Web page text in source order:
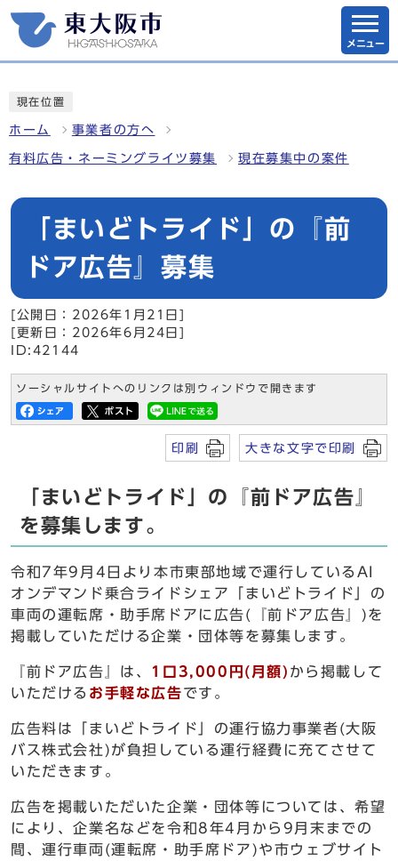
メニュー
現在位置
ホーム 事業者の方へ
有料広告・ネーミングライツ募集 現在募集中の案件
「まいどトライド」の『前
ドア広告』募集
[公開日：2026年1月21日]
[更新日：2026年6月24日]
ID:42144
ソーシャルサイトへのリンクは別ウィンドウで開きます
印刷 大きな文字で印刷
「まいどトライド」の『前ドア広告』
を募集します。
令和7年9月4日より本市東部地域で運行しているAI
オンデマンド乗合ライドシェア「まいどトライド」の
車両の運転席・助手席ドアに広告(『前ドア広告』)を
掲載していただける企業・団体等を募集します。
『前ドア広告』は、 1口3,000円(月額) から掲載して
いただける お手軽な広告です。
広告料は「まいどトライド」の運行協力事業者(大阪
バス株式会社)が負担している運行経費に充てさせて
いただきます。
広告を掲載いただいた企業・団体等については、希望
により、企業名などを令和8年4月から9月末までの
間、運行車両(運転席・助手席ドア)や市ウェブサイト